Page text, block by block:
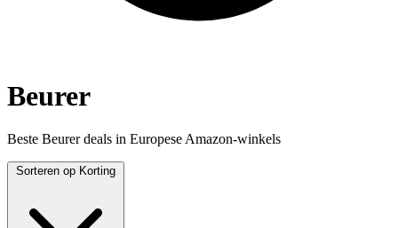
Beurer
Beste Beurer deals in Europese Amazon-winkels
Sorteren op Korting